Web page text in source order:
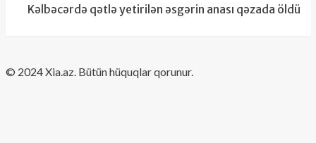
Kəlbəcərdə qətlə yetirilən əsgərin anası qəzada öldü
​© 2024 Xia.az. Bütün hüquqlar qorunur.